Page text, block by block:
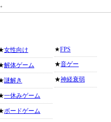
女性向け
解体ゲーム
謎解き
一休みゲーム
ボードゲーム
★FPS
★音ゲー
★神経衰弱